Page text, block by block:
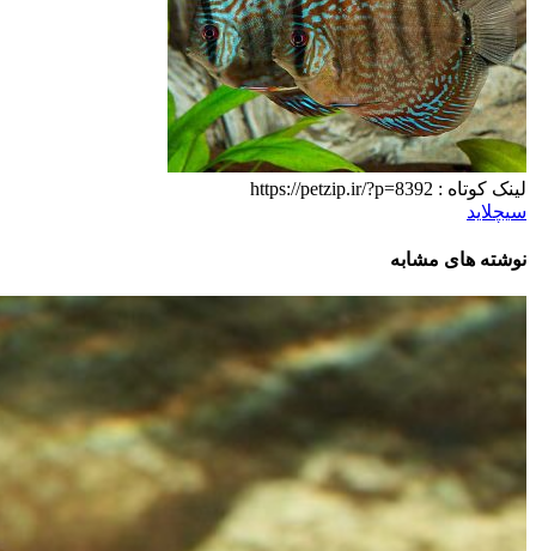
لینک کوتاه : https://petzip.ir/?p=8392
سیچلاید
نوشته های مشابه